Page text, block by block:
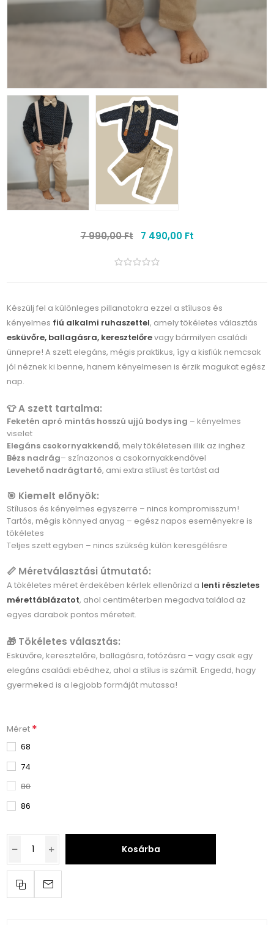
7 990,00 Ft 7 490,00 Ft
Készülj fel a különleges pillanatokra ezzel a stílusos és
kényelmes fiú alkalmi ruhaszettel, amely tökéletes választás
esküvőre, ballagásra, keresztelőrevagy bármilyen családi
ünnepre! A szett elegáns, mégis praktikus, így a kisfiúk nemcsak
jól néznek ki benne, hanem kényelmesen is érzik magukat egész
nap.
👕 A szett tartalma:
Feketén apró mintás hosszú ujjú bodys ing – kényelmes
viselet
Elegáns csokornyakkendő, mely tökéletesen illik az inghez
Bézs nadrág– színazonos a csokornyakkendővel
Levehető nadrágtartó, ami extra stílust és tartást ad
🎯 Kiemelt előnyök:
Stílusos és kényelmes egyszerre – nincs kompromisszum!
Tartós, mégis könnyed anyag – egész napos eseményekre is
tökéletes
Teljes szett egyben – nincs szükség külön keresgélésre
📏 Méretválasztási útmutató:
A tökéletes méret érdekében kérlek ellenőrizd a lenti részletes
mérettáblázatot, ahol centiméterben megadva találod az
egyes darabok pontos méreteit.
🎁 Tökéletes választás:
Esküvőre, keresztelőre, ballagásra, fotózásra – vagy csak egy
elegáns családi ebédhez, ahol a stílus is számít. Engedd, hogy
gyermeked is a legjobb formáját mutassa!
Méret *
68
74
80
86
Kosárba